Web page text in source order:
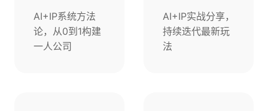
AI+IP系统方法
论，从0到1构建
一人公司
AI+IP实战分享，
持续迭代最新玩
法